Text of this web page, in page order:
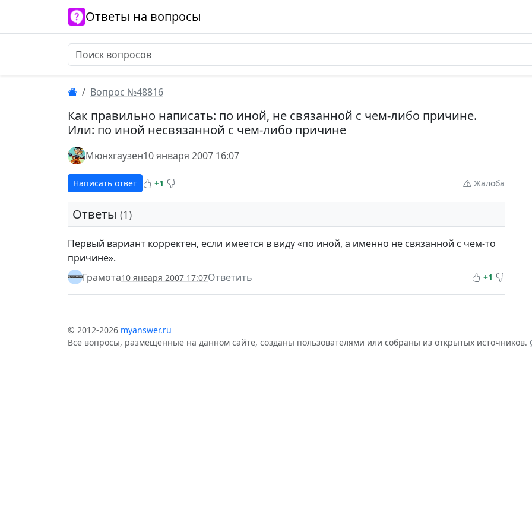
Ответы на вопросы
Вопрос №48816
Как правильно написать: по иной, не связанной с чем-либо причине.
Или: по иной несвязанной с чем-либо причине
Мюнхгаузен10 января 2007 16:07
Написать ответ +1 Жалоба
Ответы (1)
Первый вариант корректен, если имеется в виду «по иной, а именно не связанной с чем-то
причине».
Грамота10 января 2007 17:07Ответить +1
© 2012-2026 myanswer.ru
Все вопросы, размещенные на данном сайте, созданы пользователями или собраны из открытых источников.